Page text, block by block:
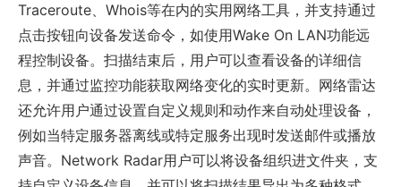
Traceroute、Whois等在内的实用网络工具，并支持通过
点击按钮向设备发送命令，如使用Wake On LAN功能远
程控制设备。扫描结束后，用户可以查看设备的详细信
息，并通过监控功能获取网络变化的实时更新。网络雷达
还允许用户通过设置自定义规则和动作来自动处理设备，
例如当特定服务器离线或特定服务出现时发送邮件或播放
声音。Network Radar用户可以将设备组织进文件夹，支